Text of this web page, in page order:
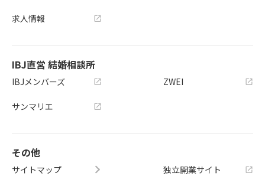
求人情報
IBJ直営 結婚相談所
IBJメンバーズ
サンマリエ
ZWEI
その他
サイトマップ
独立開業サイト